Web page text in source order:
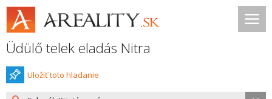
Üdülő telek eladás Nitra
Uložiť toto hladanie